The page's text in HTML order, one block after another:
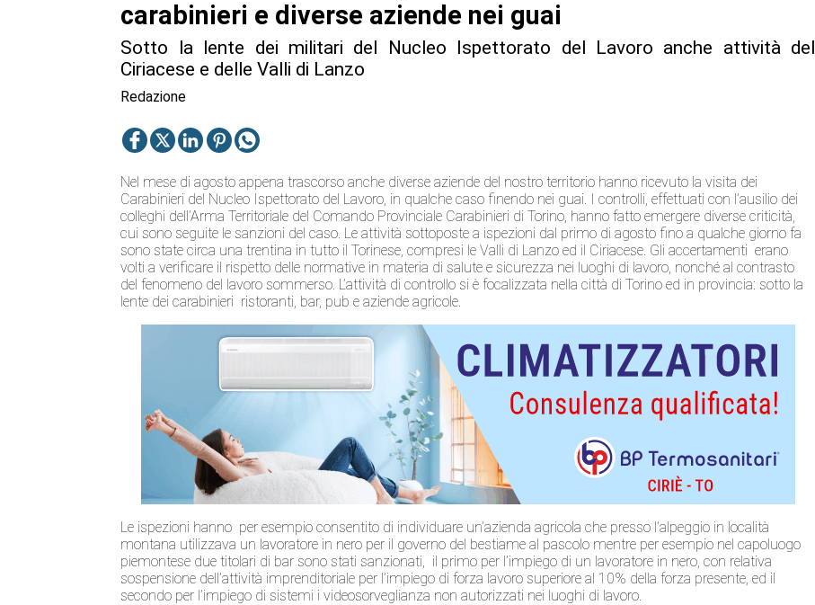
carabinieri e diverse aziende nei guai
Sotto la lente dei militari del Nucleo Ispettorato del Lavoro anche attività del
Ciriacese e delle Valli di Lanzo
Redazione
Nel mese di agosto appena trascorso anche diverse aziende del nostro territorio hanno ricevuto la visita dei
Carabinieri del Nucleo Ispettorato del Lavoro, in qualche caso finendo nei guai. I controlli, effettuati con l’ausilio dei
colleghi dell’Arma Territoriale del Comando Provinciale Carabinieri di Torino, hanno fatto emergere diverse criticità,
cui sono seguite le sanzioni del caso. Le attività sottoposte a ispezioni dal primo di agosto fino a qualche giorno fa
sono state circa una trentina in tutto il Torinese, compresi le Valli di Lanzo ed il Ciriacese. Gli accertamenti erano
volti a verificare il rispetto delle normative in materia di salute e sicurezza nei luoghi di lavoro, nonché al contrasto
del fenomeno del lavoro sommerso. L’attività di controllo si è focalizzata nella città di Torino ed in provincia: sotto la
lente dei carabinieri ristoranti, bar, pub e aziende agricole.
Le ispezioni hanno per esempio consentito di individuare un’azienda agricola che presso l’alpeggio in località
montana utilizzava un lavoratore in nero per il governo del bestiame al pascolo mentre per esempio nel capoluogo
piemontese due titolari di bar sono stati sanzionati, il primo per l’impiego di un lavoratore in nero, con relativa
sospensione dell’attività imprenditoriale per l’impiego di forza lavoro superiore al 10% della forza presente, ed il
secondo per l’impiego di sistemi i videosorveglianza non autorizzati nei luoghi di lavoro.